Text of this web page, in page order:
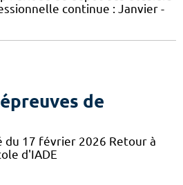
continue : Janvier -
de
du 17 février 2026 Retour à
d'IADE